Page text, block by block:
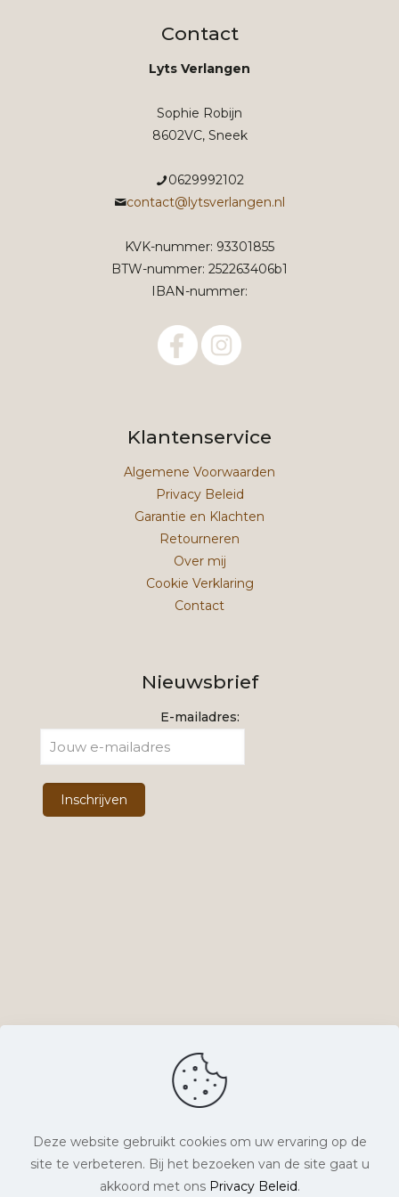
Contact
Lyts Verlangen
Sophie Robijn
8602VC, Sneek
0629992102
contact@lytsverlangen.nl
KVK-nummer: 93301855
BTW-nummer: 252263406b1
IBAN-nummer:
Klantenservice
Algemene Voorwaarden
Privacy Beleid
Garantie en Klachten
Retourneren
Over mij
Cookie Verklaring
Contact
Nieuwsbrief
E-mailadres:
© Lyts Verlangen. Alle rechten voorbehouden. |
Deze website gebruikt cookies om uw ervaring op de
site te verbeteren. Bij het bezoeken van de site gaat u
akkoord met ons Privacy Beleid.